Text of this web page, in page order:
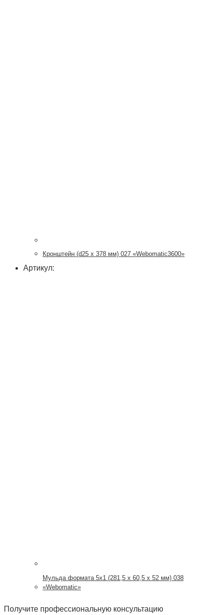
Кронштейн (d25 x 378 мм) 027 «Webomatic3600»
Артикул:
Мульда формата 5х1 (281,5 x 60,5 x 52 мм) 038
«Webomatic»
Получите профессиональную консультацию